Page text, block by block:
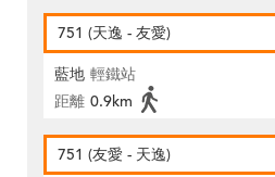
751 (天逸 - 友愛)
藍地 輕鐵站
距離 0.9km
751 (友愛 - 天逸)